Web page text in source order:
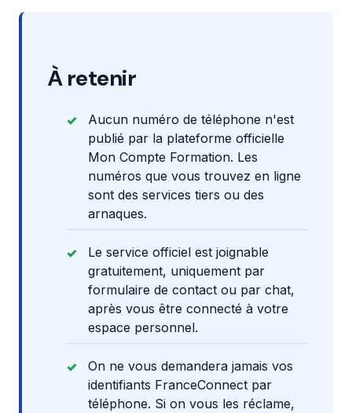
À retenir
Aucun numéro de téléphone n'est
publié par la plateforme officielle
Mon Compte Formation. Les
numéros que vous trouvez en ligne
sont des services tiers ou des
arnaques.
Le service officiel est joignable
gratuitement, uniquement par
formulaire de contact ou par chat,
après vous être connecté à votre
espace personnel.
On ne vous demandera jamais vos
identifiants FranceConnect par
téléphone. Si on vous les réclame,